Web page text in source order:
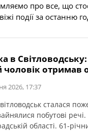
про все, що
події за останню
в Світловодську:
чоловік отримав
2026, 17:37
сталася
побутові
області. 61-